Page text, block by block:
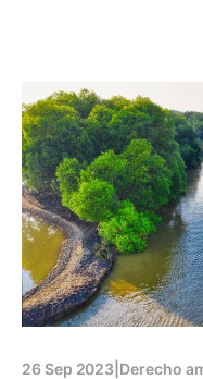
perfila como
345 kV, que
26 Sep 2023 Derecho